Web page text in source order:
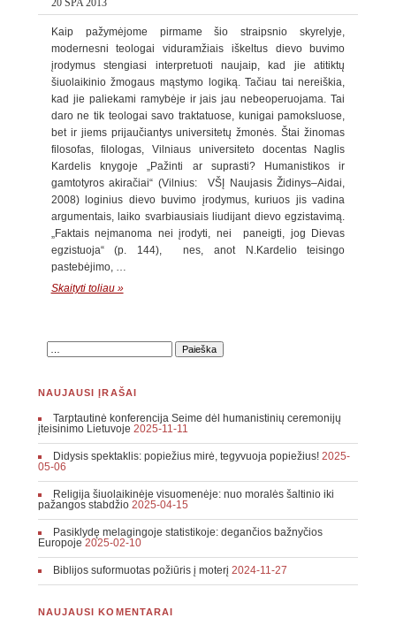
20 SPA 2013
Kaip pažymėjome pirmame šio straipsnio skyrelyje,
modernesni teologai viduramžiais iškeltus dievo buvimo
įrodymus stengiasi interpretuoti naujaip, kad jie atitiktų
šiuolaikinio žmogaus mąstymo logiką. Tačiau tai nereiškia,
kad jie paliekami ramybėje ir jais jau nebeoperuojama. Tai
daro ne tik teologai savo traktatuose, kunigai pamoksluose,
bet ir jiems prijaučiantys universitetų žmonės. Štai žinomas
filosofas, filologas, Vilniaus universiteto docentas Naglis
Kardelis knygoje „Pažinti ar suprasti? Humanistikos ir
gamtotyros akiračiai“ (Vilnius: VŠĮ Naujasis Židinys–Aidai,
2008) loginius dievo buvimo įrodymus, kuriuos jis vadina
argumentais, laiko svarbiausiais liudijant dievo egzistavimą.
„Faktais neįmanoma nei įrodyti, nei paneigti, jog Dievas
egzistuoja“ (p. 144), nes, anot N.Kardelio teisingo
pastebėjimo, …
Skaityti toliau »
NAUJAUSI ĮRAŠAI
Tarptautinė konferencija Seime dėl humanistinių ceremonijų
įteisinimo Lietuvoje 2025-11-11
Didysis spektaklis: popiežius mirė, tegyvuoja popiežius! 2025-
05-06
Religija šiuolaikinėje visuomenėje: nuo moralės šaltinio iki
pažangos stabdžio 2025-04-15
Pasiklydę melagingoje statistikoje: degančios bažnyčios
Europoje 2025-02-10
Biblijos suformuotas požiūris į moterį 2024-11-27
NAUJAUSI KOMENTARAI